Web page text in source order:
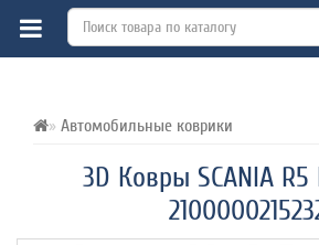
Автомобильные коврики
3D Ковры SCANIA
ВСЕ О ТОВАРЕ ХАРАКТЕРИСТИКИ